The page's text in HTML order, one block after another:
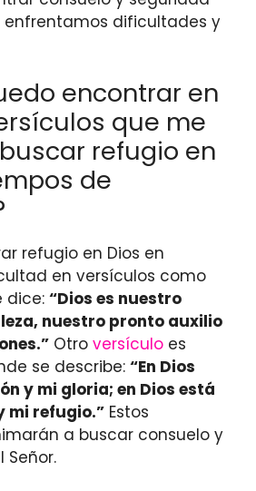
enfrentamos dificultades y
encontrar en
que me
refugio en
de
refugio en Dios en
en versículos como
dice: “Dios es nuestro
nuestro pronto auxilio
Otro versículo es
se describe: “En Dios
y mi gloria; en Dios está
mi refugio.” Estos
a buscar consuelo y
Señor.